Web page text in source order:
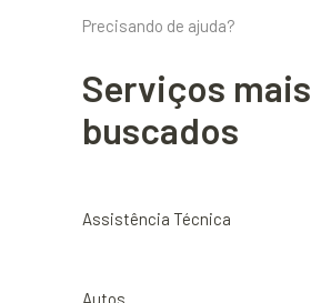
Precisando de ajuda?
Serviços mais
buscados
Assistência Técnica
Autos